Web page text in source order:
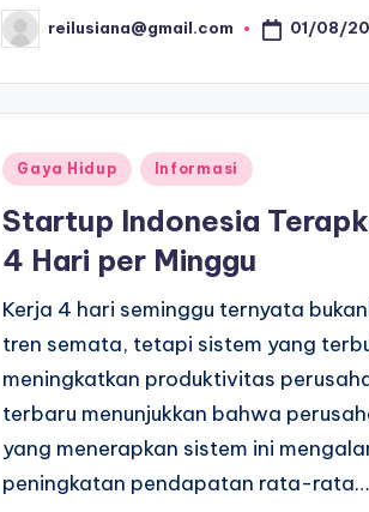
Posted
by
reilusiana@gmail.com 01/08/
Posted
Gaya Hidup Informasi
Startup Indonesia
4 Hari per Minggu
Kerja 4 hari seminggu ternyata
tren semata, tetapi sistem yang
meningkatkan produktivitas
terbaru menunjukkan bahwa
yang menerapkan sistem ini
peningkatan pendapatan rata-rata…